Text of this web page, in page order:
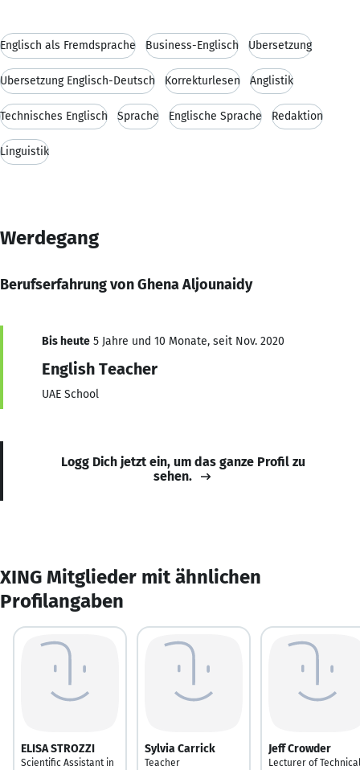
Englisch als Fremdsprache Business-Englisch Übersetzung
Übersetzung Englisch-Deutsch Korrekturlesen Anglistik
Technisches Englisch Sprache Englische Sprache Redaktion
Linguistik
Werdegang
Berufserfahrung von Ghena Aljounaidy
Bis heute 5 Jahre und 10 Monate, seit Nov. 2020
English Teacher
UAE School
Logg Dich jetzt ein, um das ganze Profil zu
sehen.
XING Mitglieder mit ähnlichen
Profilangaben
ELISA STROZZI
Scientific Assistant in
Sylvia Carrick
Teacher
Jeff Crowder
Lecturer of